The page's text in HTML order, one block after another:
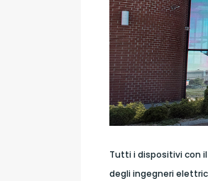
Tutti i dispositivi con
degli ingegneri